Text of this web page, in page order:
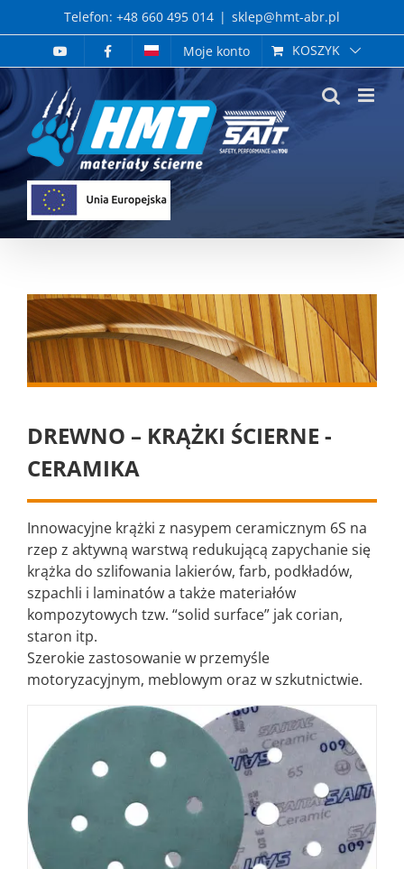
to
Telefon: +48 660 495 014 | sklep@hmt-abr.pl
Moje konto
KOSZYK
DREWNO – KRĄŻKI ŚCIERNE -
CERAMIKA
Innowacyjne krążki z nasypem ceramicznym 6S na
rzep z aktywną warstwą redukującą zapychanie się
krążka do szlifowania lakierów, farb, podkładów,
szpachli i laminatów a także materiałów
kompozytowych tzw. “solid surface” jak corian,
staron itp.
Szerokie zastosowanie w przemyśle
motoryzacyjnym, meblowym oraz w szkutnictwie.